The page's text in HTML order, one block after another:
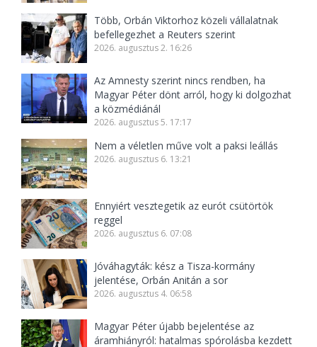
Több, Orbán Viktorhoz közeli vállalatnak
befellegezhet a Reuters szerint
2026. augusztus 2. 16:26
Az Amnesty szerint nincs rendben, ha
Magyar Péter dönt arról, hogy ki dolgozhat
a közmédiánál
2026. augusztus 5. 17:17
Nem a véletlen műve volt a paksi leállás
2026. augusztus 6. 13:21
Ennyiért vesztegetik az eurót csütörtök
reggel
2026. augusztus 6. 07:08
Jóváhagyták: kész a Tisza-kormány
jelentése, Orbán Anitán a sor
2026. augusztus 4. 06:58
Magyar Péter újabb bejelentése az
áramhiányról: hatalmas spórolásba kezdett